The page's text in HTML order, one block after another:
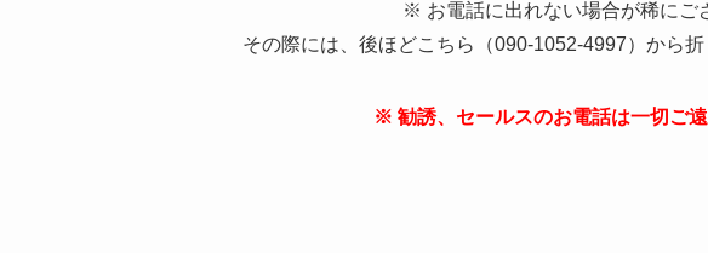
※ お電話に出れない場合が稀にご
その際には、後ほどこちら（090-1052-4997）から折
※ 勧誘、セールスのお電話は一切ご遠